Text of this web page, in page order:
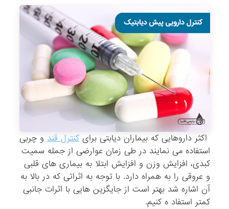
اکثر داروهایی که بیماران دیابتی برایکنترل قندو چربی
استفاده می نمایند در طی زمان عوارضی از جمله سمیت
کبدی، افزایش وزن و افزایش ابتلا به بیماری های قلبی
و عروقی را به همراه دارد. با توجه به اثراتی که در بالا به
آن اشاره شد بهتر است از جایگزین هایی با اثرات جانبی
کمتر استفاد ه کنیم.